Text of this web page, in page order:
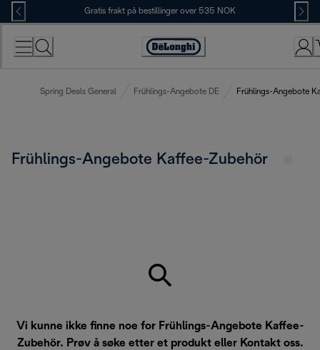
Skip
to
Content
Gratis frakt på bestillinger over 535 NOK
Accessibility
Spring Deals General Frühlings-Angebote DE Frühlings-Angebote
Frühlings-Angebote Kaffee-Zubehör
Vi kunne ikke finne noe for Frühlings-Angebote Kaffee-
Zubehör. Prøv å søke etter et produkt eller Kontakt oss.